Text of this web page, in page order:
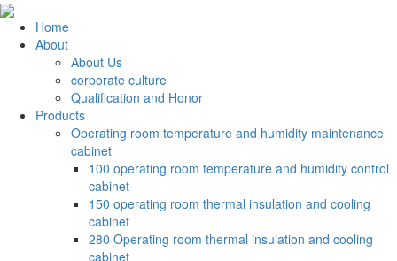
Home
About
About Us
corporate culture
Qualification and Honor
Products
Operating room temperature and humidity maintenance
cabinet
100 operating room temperature and humidity control
cabinet
150 operating room thermal insulation and cooling
cabinet
280 Operating room thermal insulation and cooling
cabinet